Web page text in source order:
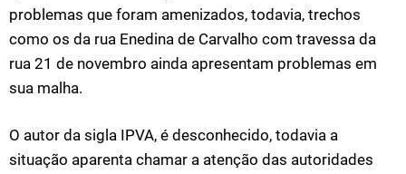
problemas que foram amenizados, todavia, trechos
como os da rua Enedina de Carvalho com travessa da
rua 21 de novembro ainda apresentam problemas em
sua malha.
O autor da sigla IPVA, é desconhecido, todavia a
situação aparenta chamar a atenção das autoridades